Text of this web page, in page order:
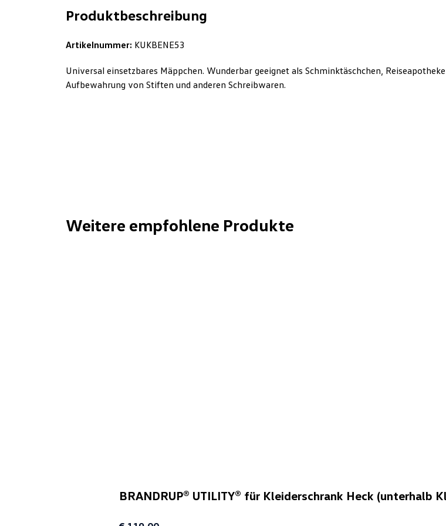
Produktbeschreibung
Artikelnummer: KUKBENE53
Universal einsetzbares Mäppchen. Wunderbar geeignet als Schminktäschchen,
Aufbewahrung von Stiften und anderen Schreibwaren.
Weitere empfohlene Produkte
BRANDRUP® UTILITY® für Kleiderschrank Heck (unterhalb